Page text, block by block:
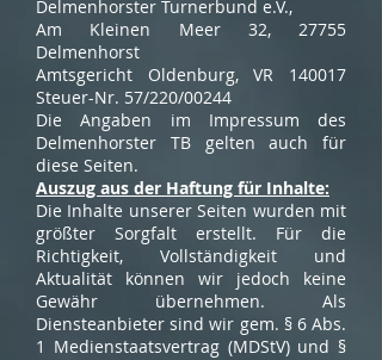
Delmenhorster Turnerbund e.V.,
Am Kleinen Meer 32, 27755
Delmenhorst
Amtsgericht Oldenburg, VR 140017
Steuer-Nr. 57/220/00244
Die Angaben im Impressum des
Delmenhorster TB gelten auch für
diese Seiten.
Auszug aus der Haftung für Inhalte:
Die Inhalte unserer Seiten wurden mit
größter Sorgfalt erstellt. Für die
Richtigkeit, Vollständigkeit und
Aktualität können wir jedoch keine
Gewähr übernehmen. Als
Diensteanbieter sind wir gem. § 6 Abs.
1 Medienstaatsvertrag (MDStV) und §